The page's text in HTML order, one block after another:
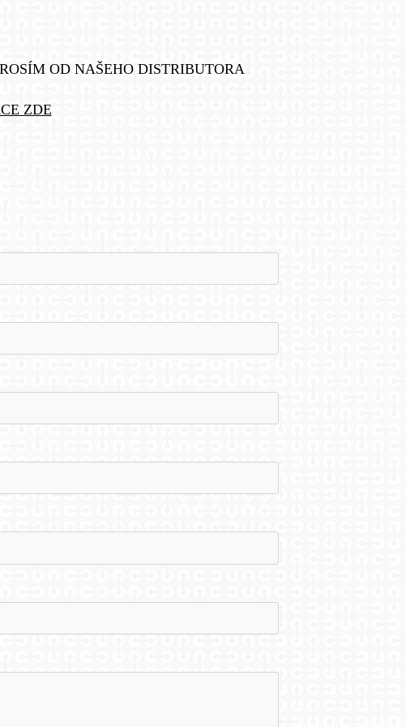
OD NAŠEHO DISTRIBUTORA
ZDE